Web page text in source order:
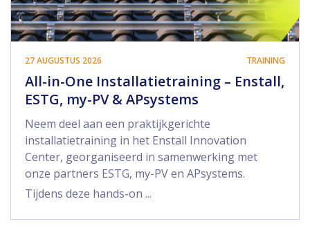
27 AUGUSTUS 2026 TRAINING
All-in-One Installatietraining – Enstall,
ESTG, my-PV & APsystems
Neem deel aan een praktijkgerichte
installatietraining in het Enstall Innovation
Center, georganiseerd in samenwerking met
onze partners ESTG, my-PV en APsystems.
Tijdens deze hands-on ...